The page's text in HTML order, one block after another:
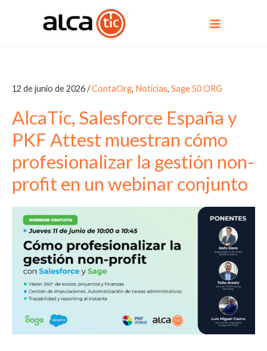
12 de junio de 2026/ContaOrg, Noticias, Sage 50 ORG
AlcaTic, Salesforce España y
PKF Attest muestran cómo
profesionalizar la gestión non-
profit en un webinar conjunto